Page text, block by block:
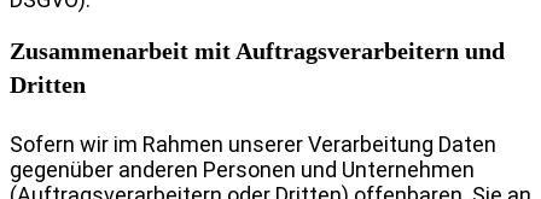
Zusammenarbeit mit Auftragsverarbeitern und
Dritten
Sofern wir im Rahmen unserer Verarbeitung Daten
gegenüber anderen Personen und Unternehmen